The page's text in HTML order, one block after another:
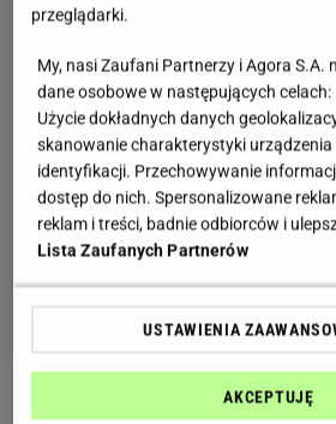
przeglądarki.
My, nasi Zaufani Partnerzy i Agora S.A.
dane osobowe w następujących celach:
Użycie dokładnych danych
skanowanie charakterystyki urządzenia
identyfikacji. Przechowywanie
dostęp do nich. Spersonalizowane
reklam i treści, badnie odbiorców i
Lista Zaufanych Partnerów
USTAWIENIA
AKCEPTUJĘ